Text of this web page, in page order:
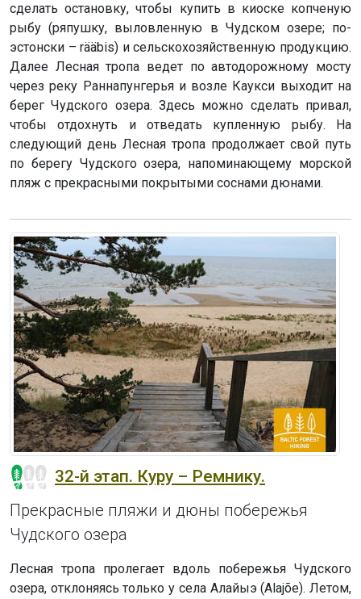
сделать остановку, чтобы купить в киоске копченую
рыбу (ряпушку, выловленную в Чудском озере; по-
эстонски – rääbis) и сельскохозяйственную продукцию.
Далее Лесная тропа ведет по автодорожному мосту
через реку Раннапунгерья и возле Каукси выходит на
берег Чудского озера. Здесь можно сделать привал,
чтобы отдохнуть и отведать купленную рыбу. На
следующий день Лесная тропа продолжает свой путь
по берегу Чудского озера, напоминающему морской
пляж с прекрасными покрытыми соснами дюнами.
32-й этап. Куру – Ремнику.
Прекрасные пляжи и дюны побережья
Чудского озера
Лесная тропа пролегает вдоль побережья Чудского
озера, отклоняясь только у села Алайыэ (Alajõe). Летом,